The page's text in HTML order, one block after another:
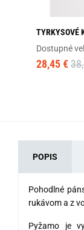
TYRKYSOVÉ
Dostupné
28,45 €
POPIS
Pohodlné
rukávom a z
Pyžamo je